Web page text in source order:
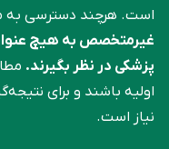
است. هرچند دسترسی به
غیرمتخصص به هیچ
پزشکی در نظر بگیرند.
اولیه باشند و برای
نیاز است.